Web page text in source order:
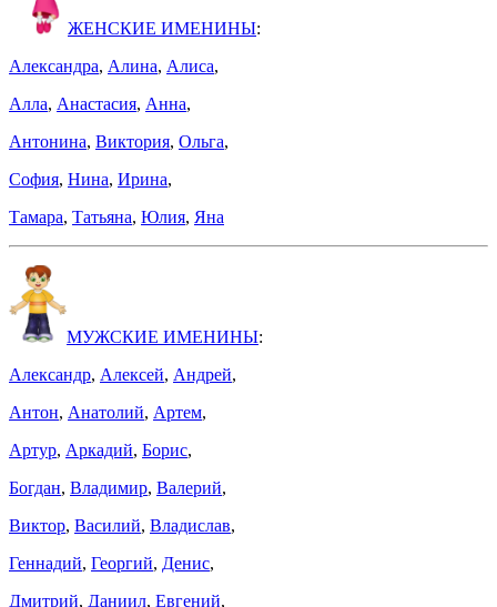
ЖЕНСКИЕ ИМЕНИНЫ:
Александра, Алина, Алиса,
Алла, Анастасия, Анна,
Антонина, Виктория, Ольга,
София, Нина, Ирина,
Тамара, Татьяна, Юлия, Яна
МУЖСКИЕ ИМЕНИНЫ:
Александр, Алексей, Андрей,
Антон, Анатолий, Артем,
Артур, Аркадий, Борис,
Богдан, Владимир, Валерий,
Виктор, Василий, Владислав,
Геннадий, Георгий, Денис,
Дмитрий, Даниил, Евгений,